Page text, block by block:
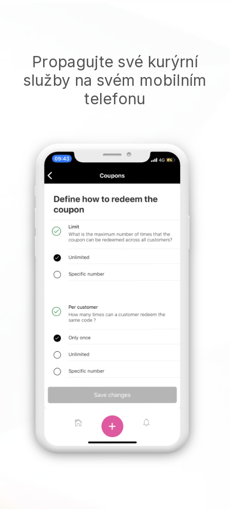
Propagujte své kurýrní
služby na svém mobilním
telefonu